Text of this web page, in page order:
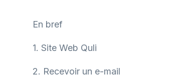
En bref
1. Site Web Quli
2. Recevoir un e-mail